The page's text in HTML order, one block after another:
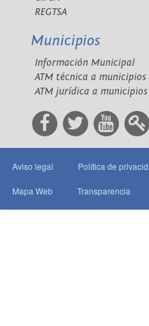
REGTSA
Municipios
Información Municipal
ATM técnica a municipios
ATM jurídica a municipios
Aviso legal Política de
Mapa Web Transparencia